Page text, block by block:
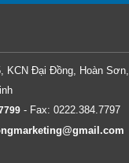
KCN Đại Đồng, Hoàn Sơn,
- Fax: 0222.384.7797